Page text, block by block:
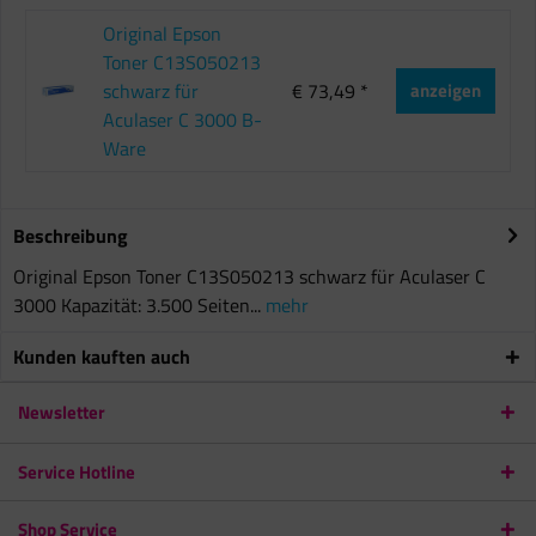
Original Epson
Toner C13S050213
schwarz für
Aculaser C 3000 B-
Ware
€ 73,49 * anzeigen
Beschreibung
Original Epson Toner C13S050213 schwarz für Aculaser C
3000 Kapazität: 3.500 Seiten... mehr
Kunden kauften auch
Newsletter
Service Hotline
Shop Service